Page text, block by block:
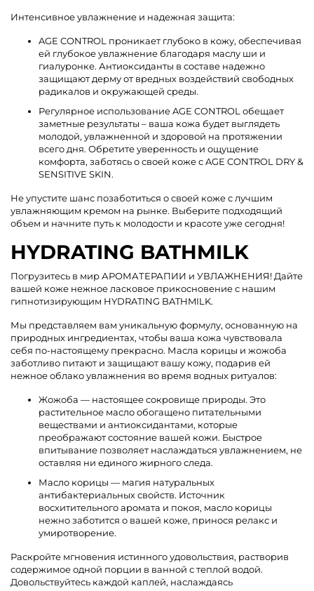
Интенсивное увлажнение и надежная защита:
AGE CONTROL проникает глубоко в кожу, обеспечивая
ей глубокое увлажнение благодаря маслу ши и
гиалуронке. Антиоксиданты в составе надежно
защищают дерму от вредных воздействий свободных
радикалов и окружающей среды.
Регулярное использование AGE CONTROL обещает
заметные результаты – ваша кожа будет выглядеть
молодой, увлажненной и здоровой на протяжении
всего дня. Обретите уверенность и ощущение
комфорта, заботясь о своей коже с AGE CONTROL DRY &
SENSITIVE SKIN.
Не упустите шанс позаботиться о своей коже с лучшим
увлажняющим кремом на рынке. Выберите подходящий
объем и начните путь к молодости и красоте уже сегодня!
HYDRATING BATHMILK
Погрузитесь в мир АРОМАТЕРАПИИ и УВЛАЖНЕНИЯ! Дайте
вашей коже нежное ласковое прикосновение с нашим
гипнотизирующим HYDRATING BATHMILK.
Мы представляем вам уникальную формулу, основанную на
природных ингредиентах, чтобы ваша кожа чувствовала
себя по-настоящему прекрасно. Масла корицы и жожоба
заботливо питают и защищают вашу кожу, подарив ей
нежное облако увлажнения во время водных ритуалов:
Жожоба — настоящее сокровище природы. Это
растительное масло обогащено питательными
веществами и антиоксидантами, которые
преображают состояние вашей кожи. Быстрое
впитывание позволяет наслаждаться увлажнением, не
оставляя ни единого жирного следа.
Масло корицы — магия натуральных
антибактериальных свойств. Источник
восхитительного аромата и покоя, масло корицы
нежно заботится о вашей коже, принося релакс и
умиротворение.
Раскройте мгновения истинного удовольствия, растворив
содержимое одной порции в ванной с теплой водой.
Довольствуйтесь каждой каплей, наслаждаясь